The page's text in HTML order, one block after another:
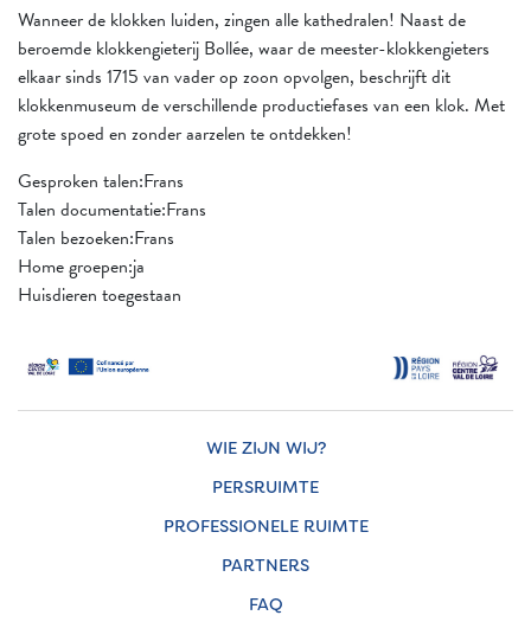
Wanneer de klokken luiden, zingen alle kathedralen! Naast de
beroemde klokkengieterij Bollée, waar de meester-klokkengieters
elkaar sinds 1715 van vader op zoon opvolgen, beschrijft dit
klokkenmuseum de verschillende productiefases van een klok. Met
grote spoed en zonder aarzelen te ontdekken!
Gesproken talen:Frans
Talen documentatie:Frans
Talen bezoeken:Frans
Home groepen:ja
Huisdieren toegestaan
WIE ZIJN WIJ?
PERSRUIMTE
PROFESSIONELE RUIMTE
PARTNERS
FAQ